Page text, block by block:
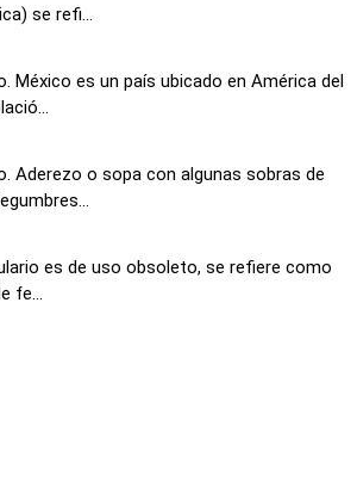
se refi...
México es un país ubicado en América del
Aderezo o sopa con algunas sobras de
es de uso obsoleto, se refiere como
fe...